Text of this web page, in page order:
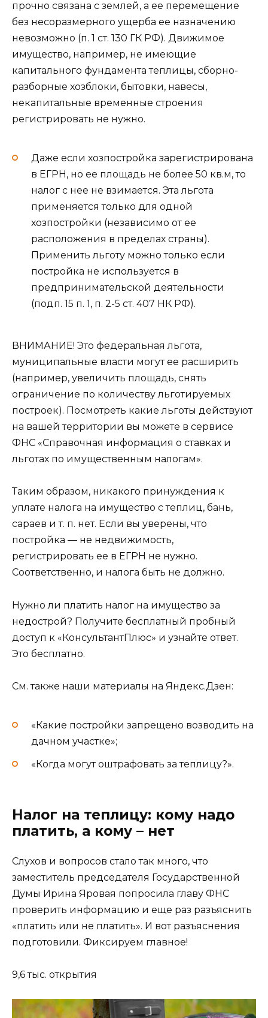
прочно связана с землей, а ее перемещение
без несоразмерного ущерба ее назначению
невозможно (п. 1 ст. 130 ГК РФ). Движимое
имущество, например, не имеющие
капитального фундамента теплицы, сборно-
разборные хозблоки, бытовки, навесы,
некапитальные временные строения
регистрировать не нужно.
Даже если хозпостройка зарегистрирована
в ЕГРН, но ее площадь не более 50 кв.м, то
налог с нее не взимается. Эта льгота
применяется только для одной
хозпостройки (независимо от ее
расположения в пределах страны).
Применить льготу можно только если
постройка не используется в
предпринимательской деятельности
(подп. 15 п. 1, п. 2-5 ст. 407 НК РФ).
ВНИМАНИЕ! Это федеральная льгота,
муниципальные власти могут ее расширить
(например, увеличить площадь, снять
ограничение по количеству льготируемых
построек). Посмотреть какие льготы действуют
на вашей территории вы можете в сервисе
ФНС «Справочная информация о ставках и
льготах по имущественным налогам».
Таким образом, никакого принуждения к
уплате налога на имущество с теплиц, бань,
сараев и т. п. нет. Если вы уверены, что
постройка — не недвижимость,
регистрировать ее в ЕГРН не нужно.
Соответственно, и налога быть не должно.
Нужно ли платить налог на имущество за
недострой? Получите бесплатный пробный
доступ к «КонсультантПлюс» и узнайте ответ.
Это бесплатно.
См. также наши материалы на Яндекс.Дзен:
«Какие постройки запрещено возводить на
дачном участке»;
«Когда могут оштрафовать за теплицу?».
Налог на теплицу: кому надо
платить, а кому – нет
Слухов и вопросов стало так много, что
заместитель председателя Государственной
Думы Ирина Яровая попросила главу ФНС
проверить информацию и еще раз разъяснить
«платить или не платить». И вот разъяснения
подготовили. Фиксируем главное!
9,6 тыс. открытия